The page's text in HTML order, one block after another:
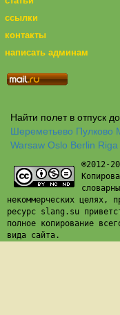
ссылки
контакты
написать админам
Найти полет в отпуск
Шереметьево Пулково
Warsaw Oslo Berlin Riga
©2012-
некоммерческих целях,
ресурс slang.su
полное копирование
вида сайта.